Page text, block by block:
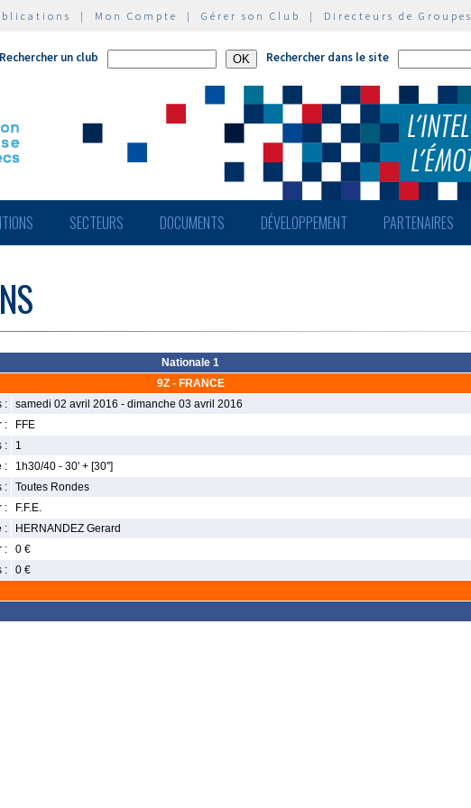
| Mon Compte | Gérer son Club | Directeurs de Groupes
Rechercher un club Rechercher dans le site
SECTEURS DOCUMENTS DÉVELOPPEMENT PARTENAIRES
Nationale 1
9Z - FRANCE
:
samedi 02 avril 2016 - dimanche 03 avril 2016
:
FFE
:
1
:
1h30/40 - 30' + [30'']
:
Toutes Rondes
:
F.F.E.
:
HERNANDEZ Gerard
:
0 €
:
0 €